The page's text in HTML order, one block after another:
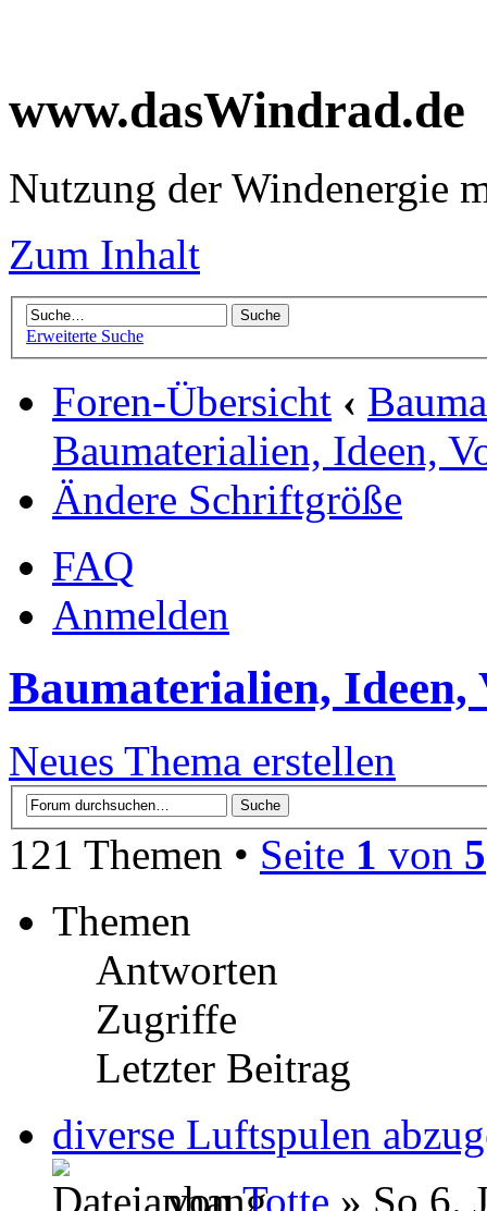
www.dasWindrad.de
Nutzung der Windenergie
Zum Inhalt
Erweiterte Suche
Foren-Übersicht ‹
Baumaterialien, Ideen,
Ändere Schriftgröße
FAQ
Anmelden
Baumaterialien, Ideen,
Neues Thema erstellen
121 Themen • Seite 1 von 5
Themen
Antworten
Zugriffe
Letzter Beitrag
diverse Luftspulen
vonTotte » So 6.